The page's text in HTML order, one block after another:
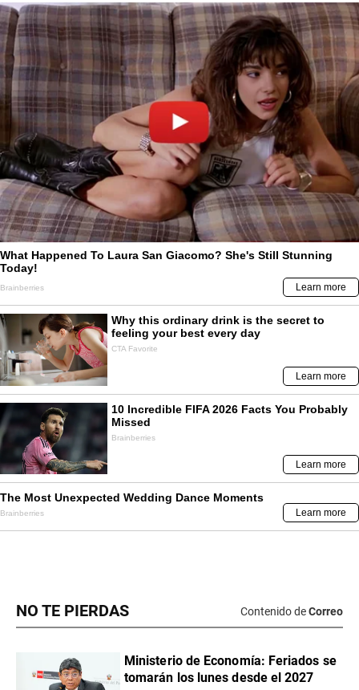
NO TE PIERDAS Contenido deCorreo
Ministerio de Economía: Feriados se
tomarán los lunes desde el 2027